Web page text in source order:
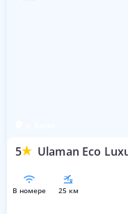
5 Ulaman Eco
в номере 25 км